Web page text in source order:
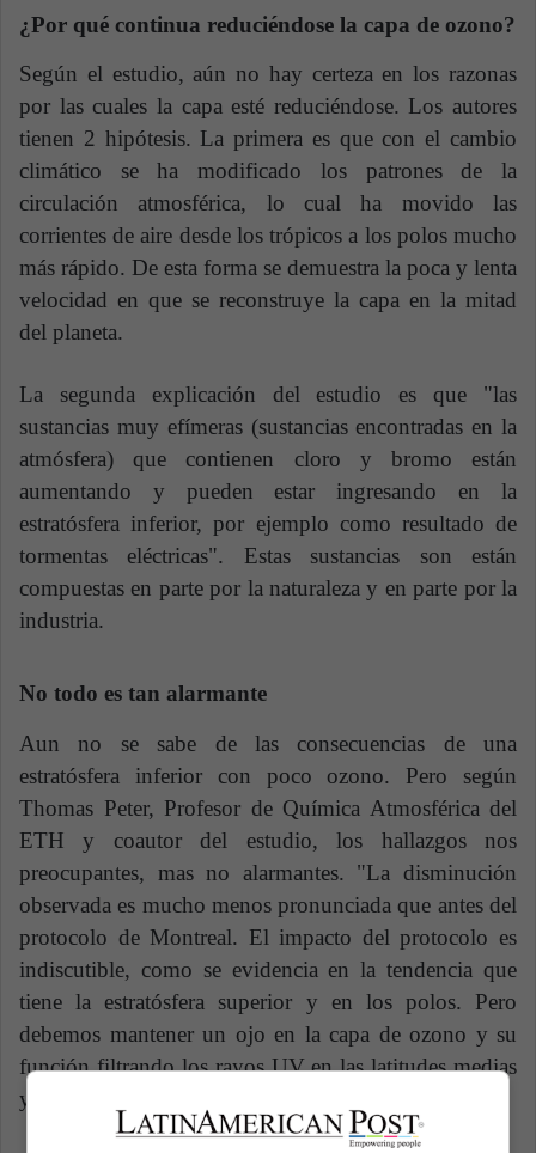
¿Por qué continua reduciéndose la capa de ozono?
Según el estudio, aún no hay certeza en los razonas
por las cuales la capa esté reduciéndose. Los autores
tienen 2 hipótesis. La primera es que con el cambio
climático se ha modificado los patrones de la
circulación atmosférica, lo cual ha movido las
corrientes de aire desde los trópicos a los polos mucho
más rápido. De esta forma se demuestra la poca y lenta
velocidad en que se reconstruye la capa en la mitad
del planeta.
La segunda explicación del estudio es que "las
sustancias muy efímeras (sustancias encontradas en la
atmósfera) que contienen cloro y bromo están
aumentando y pueden estar ingresando en la
estratósfera inferior, por ejemplo como resultado de
tormentas eléctricas". Estas sustancias son están
compuestas en parte por la naturaleza y en parte por la
industria.
No todo es tan alarmante
Aun no se sabe de las consecuencias de una
estratósfera inferior con poco ozono. Pero según
Thomas Peter, Profesor de Química Atmosférica del
ETH y coautor del estudio, los hallazgos nos
preocupantes, mas no alarmantes. "La disminución
observada es mucho menos pronunciada que antes del
protocolo de Montreal. El impacto del protocolo es
indiscutible, como se evidencia en la tendencia que
tiene la estratósfera superior y en los polos. Pero
debemos mantener un ojo en la capa de ozono y su
función filtrando los rayos UV en las latitudes medias
y los trópicos que están densamente poblados.